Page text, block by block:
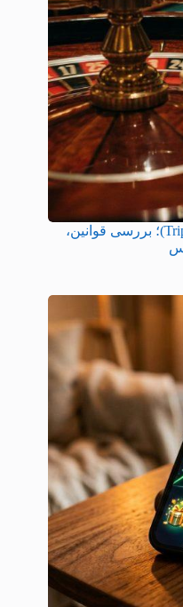
معرفی بازی رولت سه صفر (Triple Zero)؛ بررسی قوانین،